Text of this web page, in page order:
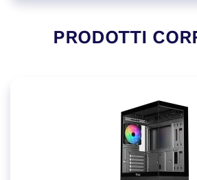
PRODOTTI